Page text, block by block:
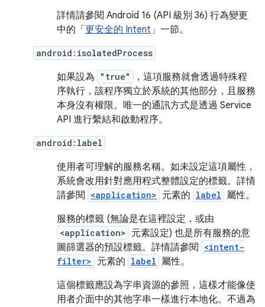
詳情請參閱 Android 16 (API 級別 36) 行為變更
中的「 更安全的 Intent」一節。
android:isolatedProcess
如果設為 "true"
，這項服務就會透過特殊程
序執行，該程序獨立於系統的其他部分，且服務
本身沒有權限。唯一的通訊方式是透過 Service
API 進行繫結和啟動程序。
android:label
使用者可理解的服務名稱。如未設定這項屬性，
系統會改用針對應用程式整體設定的標籤。詳情
請參閱
<application> 元素的 label 屬性。
服務的標籤 (無論是在這裡設定，或由
<application> 元素設定) 也是所有服務的意
圖篩選器的預設標籤。詳情請參閱
<intent-
filter> 元素的 label 屬性。
這個標籤應設為字串資源的參照，這樣才能像使
用者介面中的其他字串一樣進行本地化。不過為